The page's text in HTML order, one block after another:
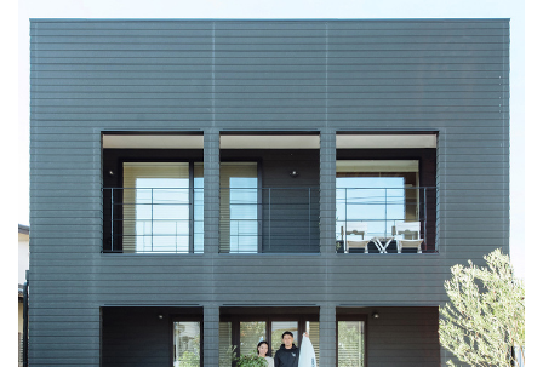
企業の
方へ
お問い
合わせ
プライ
バシー
ポリシ
ー
採用情
報